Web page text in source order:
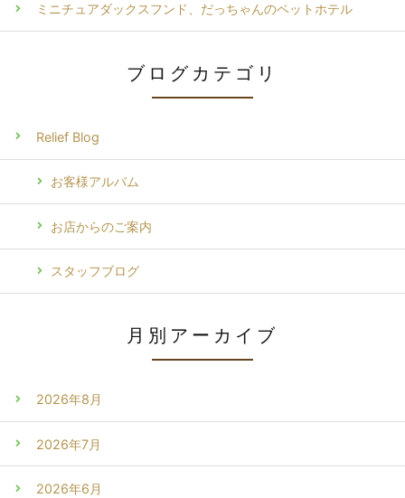
ミニチュアダックスフンド、だっちゃんのペットホテル
ブログカテゴリ
Relief Blog
お客様アルバム
お店からのご案内
スタッフブログ
月別アーカイブ
2026年8月
2026年7月
2026年6月